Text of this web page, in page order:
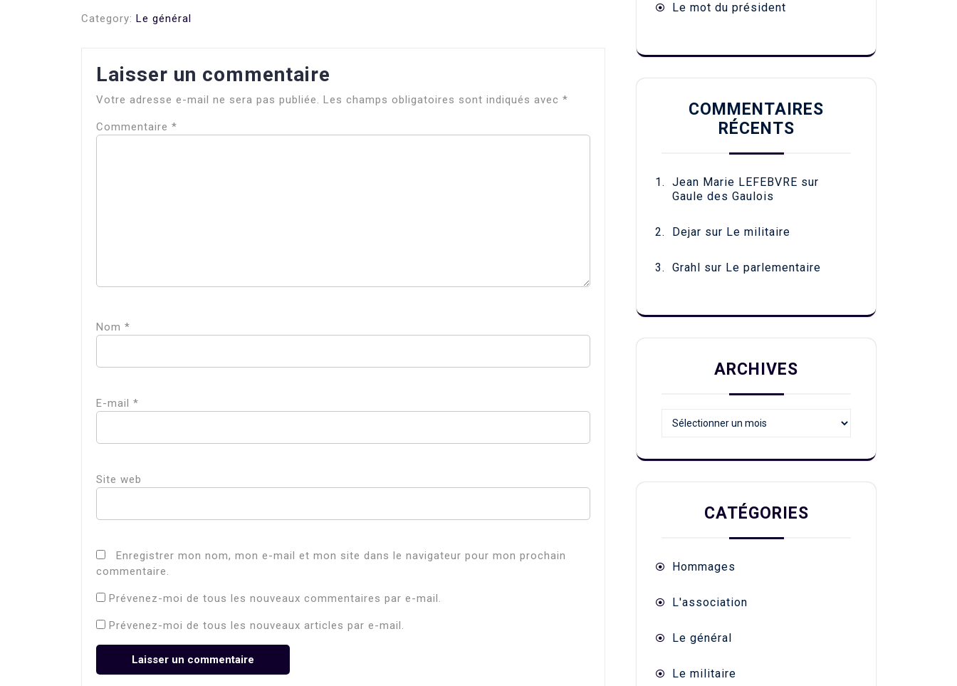
Category: Le général
Laisser un commentaire
Votre adresse e-mail ne sera pas publiée. Les champs obligatoires sont indiqués avec *
Commentaire *
Nom *
E-mail *
Site web
Enregistrer mon nom, mon e-mail et mon site dans le navigateur pour mon prochain
commentaire.
Prévenez-moi de tous les nouveaux commentaires par e-mail.
Prévenez-moi de tous les nouveaux articles par e-mail.
Le mot du président
COMMENTAIRES
RÉCENTS
Jean Marie LEFEBVRE sur
Gaule des Gaulois
Dejar sur Le militaire
Grahl sur Le parlementaire
ARCHIVES
CATÉGORIES
Hommages
L'association
Le général
Le militaire